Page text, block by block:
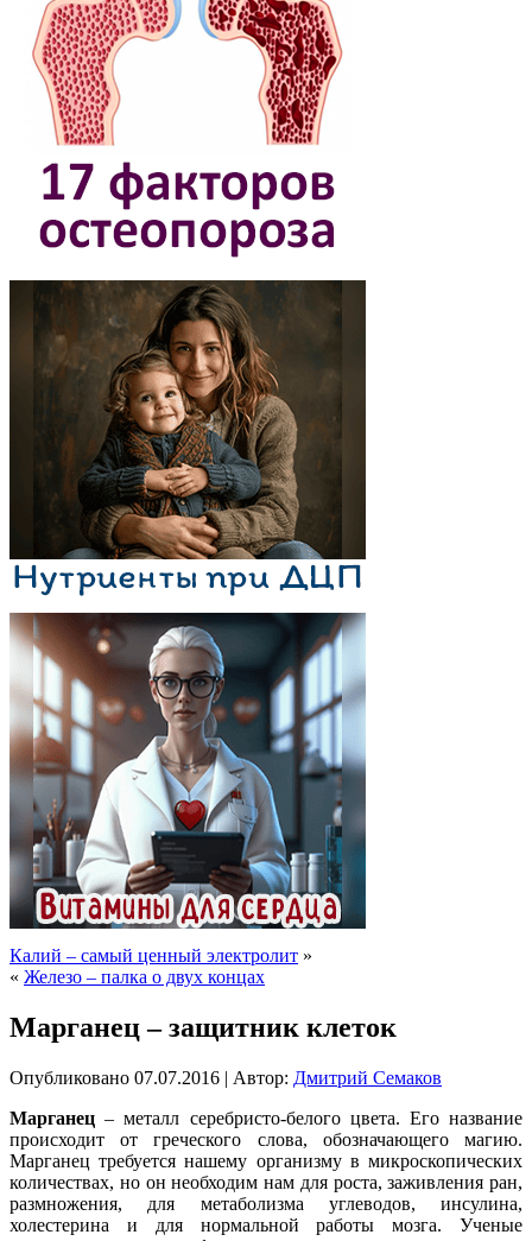
Калий – самый ценный электролит »
« Железо – палка о двух концах
Марганец – защитник клеток
Опубликовано 07.07.2016 | Автор: Дмитрий Семаков
Марганец – металл серебристо-белого цвета. Его название
происходит от греческого слова, обозначающего магию.
Марганец требуется нашему организму в микроскопических
количествах, но он необходим нам для роста, заживления ран,
размножения, для метаболизма углеводов, инсулина,
холестерина и для нормальной работы мозга. Ученые